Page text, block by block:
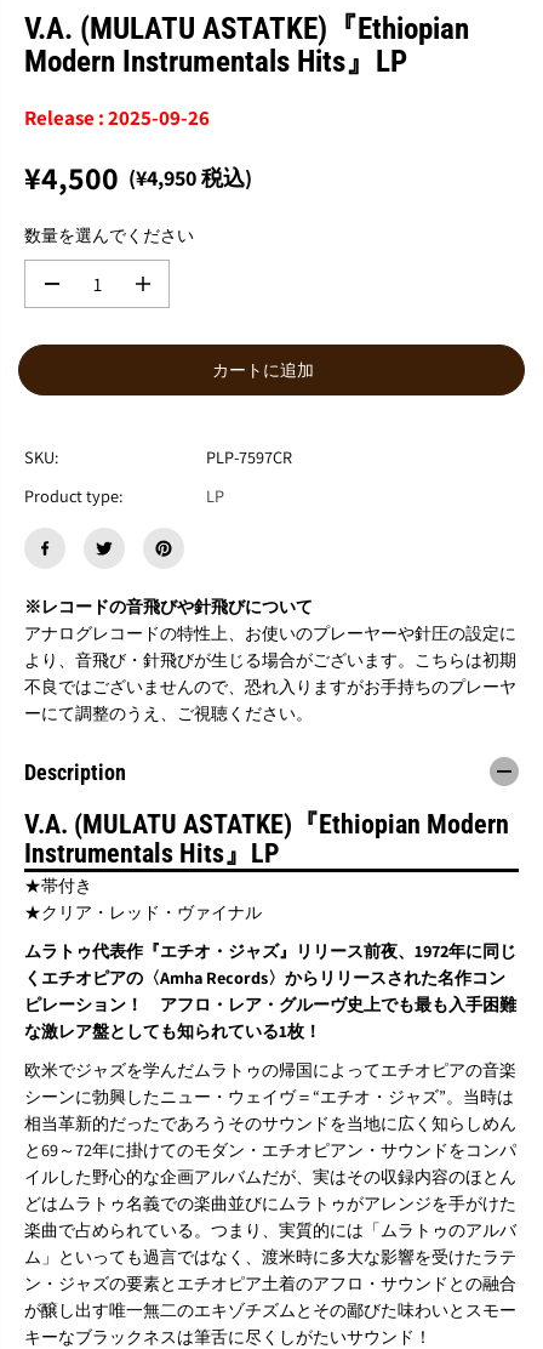
V.A. (MULATU ASTATKE)『Ethiopian
Modern Instrumentals Hits』LP
Release : 2025-09-26
通
価
格
¥4,500 (¥4,950 税込)
数量を選んでください
.
.
M
U
A
T
U
A
S
T
K
)
『
E
t
h
o
p
i
a
n
M
e
r
n
I
n
s
r
u
数
M
U
A
T
U
A
S
T
)
『
E
o
p
a
M
o
d
e
r
n
I
n
s
t
r
u
m
カートに追加
SKU:
PLP-7597CR
Product type:
LP
※レコードの音飛びや針飛びについて
アナログレコードの特性上、お使いのプレーヤーや針圧の設定に
より、音飛び・針飛びが生じる場合がございます。こちらは初期
不良ではございませんので、恐れ入りますがお手持ちのプレーヤ
ーにて調整のうえ、ご視聴ください。
Description
V.A. (MULATU ASTATKE)『Ethiopian Modern
Instrumentals Hits』LP
★帯付き
★クリア・レッド・ヴァイナル
ムラトゥ代表作『エチオ・ジャズ』リリース前夜、1972年に同じ
くエチオピアの〈Amha Records〉からリリースされた名作コン
ピレーション！ アフロ・レア・グルーヴ史上でも最も入手困難
な激レア盤としても知られている1枚！
欧米でジャズを学んだムラトゥの帰国によってエチオピアの音楽
シーンに勃興したニュー・ウェイヴ＝“エチオ・ジャズ”。当時は
相当革新的だったであろうそのサウンドを当地に広く知らしめん
と69～72年に掛けてのモダン・エチオピアン・サウンドをコンパ
イルした野心的な企画アルバムだが、実はその収録内容のほとん
どはムラトゥ名義での楽曲並びにムラトゥがアレンジを手がけた
楽曲で占められている。つまり、実質的には「ムラトゥのアルバ
ム」といっても過言ではなく、渡米時に多大な影響を受けたラテ
ン・ジャズの要素とエチオピア土着のアフロ・サウンドとの融合
が醸し出す唯一無二のエキゾチズムとその鄙びた味わいとスモー
キーなブラックネスは筆舌に尽くしがたいサウンド！